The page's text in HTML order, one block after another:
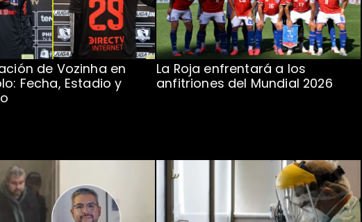
de Vozinha en
Fecha, Estadio y
La Roja enfrentará a los
anfitriones del Mundial 2026